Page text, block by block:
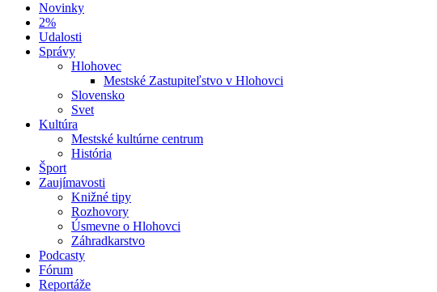
Novinky
2%
Udalosti
Správy
Hlohovec
Mestské Zastupiteľstvo v Hlohovci
Slovensko
Svet
Kultúra
Mestské kultúrne centrum
História
Šport
Zaujímavosti
Knižné tipy
Rozhovory
Úsmevne o Hlohovci
Záhradkarstvo
Podcasty
Fórum
Reportáže